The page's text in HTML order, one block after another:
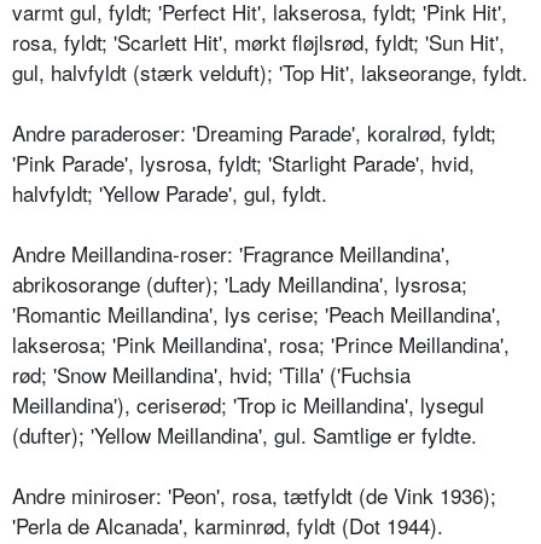
varmt gul, fyldt; 'Perfect Hit', lakserosa, fyldt; 'Pink Hit',
rosa, fyldt; 'Scarlett Hit', mørkt fløjlsrød, fyldt; 'Sun Hit',
gul, halvfyldt (stærk velduft); 'Top Hit', lakseorange, fyldt.
Andre paraderoser: 'Dreaming Para­de', koralrød, fyldt;
'Pink Parade', lys­rosa, fyldt; 'Starlight Parade', hvid,
halvfyldt; 'Yellow Parade', gul, fyldt.
Andre Meillandina-roser: 'Fragrance Meillandina',
abrikosorange (dufter); 'Lady Meillandina', lysrosa;
'Roman­tic Meillandina', lys cerise; 'Peach Meillandina',
lakserosa; 'Pink Meil­landina', rosa; 'Prince Meillandina',
rød; 'Snow Meillandina', hvid; 'Tilla' ('Fuchsia
Meillandina'), ceriserød; 'Trop ic Meillandina', lysegul
(dufter); 'Yellow Meillandina', gul. Samtlige er fyldte.
Andre miniroser: 'Peon', rosa, tætfyldt (de Vink 1936);
'Perla de Alcanada', karminrød, fyldt (Dot 1944).